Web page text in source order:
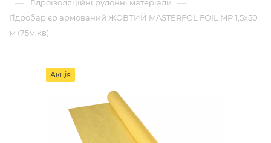
— Гідроізоляційні рулонні матеріали —
Гідробар'єр армований ЖОВТИЙ MASTERFOL FOIL MP 1,5х50
м (75м.кв)
Акція